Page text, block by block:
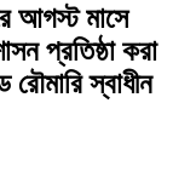
আগস্ট মাসে
প্রতিষ্ঠা করা
স্বাধীন